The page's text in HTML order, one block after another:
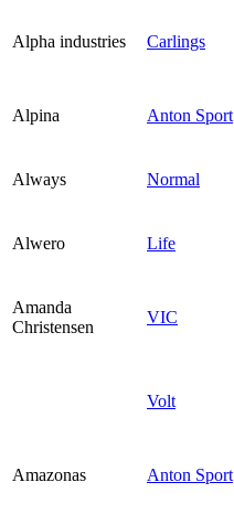
Alpha industries Carlings
Alpina Anton Sport
Always Normal
Alwero Life
Amanda
Christensen
VIC
Volt
Amazonas Anton Sport